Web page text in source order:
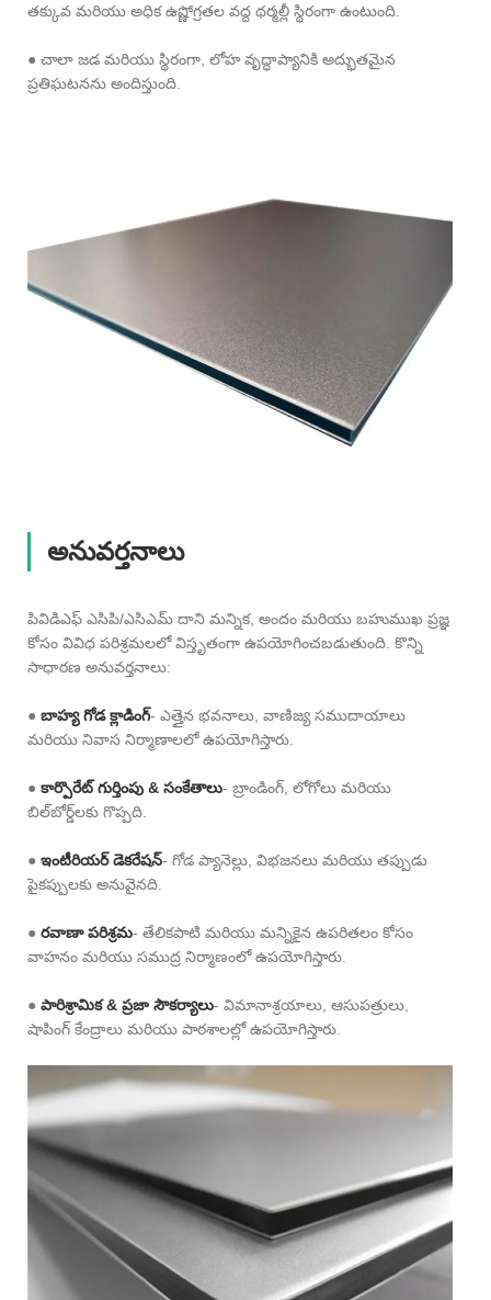
తక్కువ మరియు అధిక ఉష్ణోగ్రతల వద్ద థర్మల్లీ స్థిరంగా ఉంటుంది.
● చాలా జడ మరియు స్థిరంగా, లోహ వృద్ధాప్యానికి అద్భుతమైన
ప్రతిఘటనను అందిస్తుంది.
అనువర్తనాలు
పివిడిఎఫ్ ఎసిపి/ఎసిఎమ్ దాని మన్నిక, అందం మరియు బహుముఖ ప్రజ్ఞ
కోసం వివిధ పరిశ్రమలలో విస్తృతంగా ఉపయోగించబడుతుంది. కొన్ని
సాధారణ అనువర్తనాలు:
● బాహ్య గోడ క్లాడింగ్- ఎత్తైన భవనాలు, వాణిజ్య సముదాయాలు
మరియు నివాస నిర్మాణాలలో ఉపయోగిస్తారు.
● కార్పొరేట్ గుర్తింపు & సంకేతాలు- బ్రాండింగ్, లోగోలు మరియు
బిల్‌బోర్డ్‌లకు గొప్పది.
● ఇంటీరియర్ డెకరేషన్- గోడ ప్యానెల్లు, విభజనలు మరియు తప్పుడు
పైకప్పులకు అనువైనది.
● రవాణా పరిశ్రమ- తేలికపాటి మరియు మన్నికైన ఉపరితలం కోసం
వాహనం మరియు సముద్ర నిర్మాణంలో ఉపయోగిస్తారు.
● పారిశ్రామిక & ప్రజా సౌకర్యాలు- విమానాశ్రయాలు, ఆసుపత్రులు,
షాపింగ్ కేంద్రాలు మరియు పాఠశాలల్లో ఉపయోగిస్తారు.